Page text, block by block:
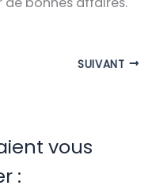
SUIVANT
vous
: